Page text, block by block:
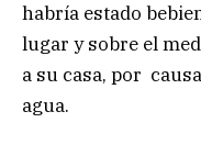
habría estado
lugar y sobre el
a su casa, por
agua.